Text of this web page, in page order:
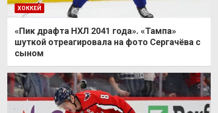
ХОККЕЙ
«Пик драфта НХЛ 2041 года». «Тампа»
шуткой отреагировала на фото Сергачёва с
сыном